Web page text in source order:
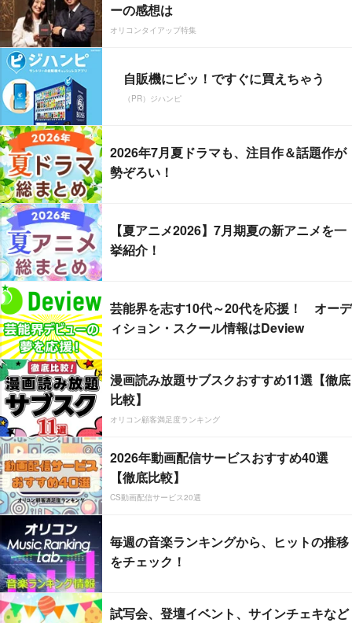
ーの感想は
オリコンタイアップ特集
自販機にピッ！ですぐに買えちゃう
（PR）ジハンピ
2026年7月夏ドラマも、注目作＆話題作が
勢ぞろい！
【夏アニメ2026】7月期夏の新アニメを一
挙紹介！
芸能界を志す10代～20代を応援！ オーデ
ィション・スクール情報はDeview
漫画読み放題サブスクおすすめ11選【徹底
比較】
オリコン顧客満足度ランキング
2026年動画配信サービスおすすめ40選
【徹底比較】
CS動画配信サービス20選
毎週の音楽ランキングから、ヒットの推移
をチェック！
試写会、登壇イベント、サインチェキなど